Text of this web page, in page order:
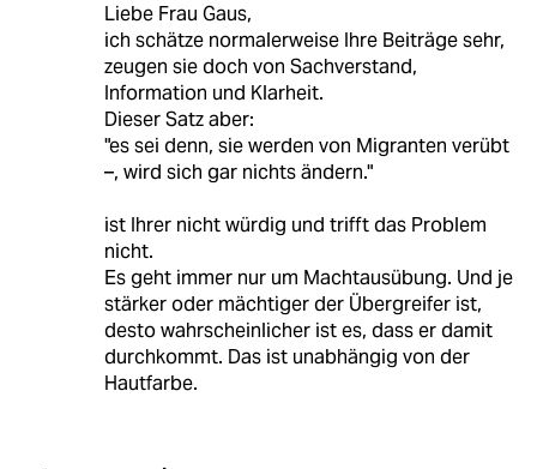
Liebe Frau Gaus,
ich schätze normalerweise Ihre Beiträge sehr,
zeugen sie doch von Sachverstand,
Information und Klarheit.
Dieser Satz aber:
"es sei denn, sie werden von Migranten verübt
–, wird sich gar nichts ändern."
ist Ihrer nicht würdig und trifft das Problem
nicht.
Es geht immer nur um Machtausübung. Und je
stärker oder mächtiger der Übergreifer ist,
desto wahrscheinlicher ist es, dass er damit
durchkommt. Das ist unabhängig von der
Hautfarbe.